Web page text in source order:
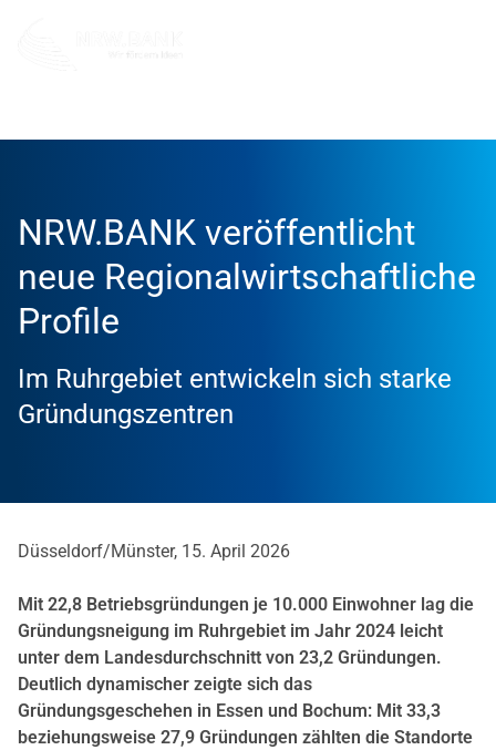
NRW.BANK veröffentlicht
neue Regionalwirtschaftliche
Profile
Im Ruhrgebiet entwickeln sich starke
Gründungszentren
Düsseldorf/Münster, 15. April 2026
Mit 22,8 Betriebsgründungen je 10.000 Einwohner lag die
Gründungsneigung im Ruhrgebiet im Jahr 2024 leicht
unter dem Landesdurchschnitt von 23,2 Gründungen.
Deutlich dynamischer zeigte sich das
Gründungsgeschehen in Essen und Bochum: Mit 33,3
beziehungsweise 27,9 Gründungen zählten die Standorte